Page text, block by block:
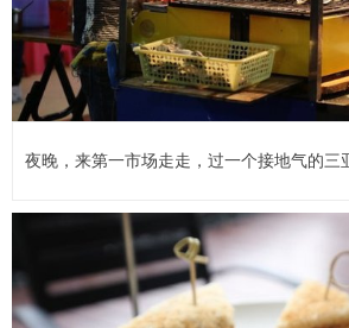
夜晚，来第一市场走走，过一个接地气的三